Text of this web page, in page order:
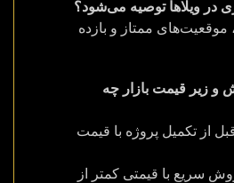
موقعیت‌های ممتاز و بازده
و زیر قیمت بازار چه
از تکمیل پروژه با قیمت
سریع با قیمتی کمتر از